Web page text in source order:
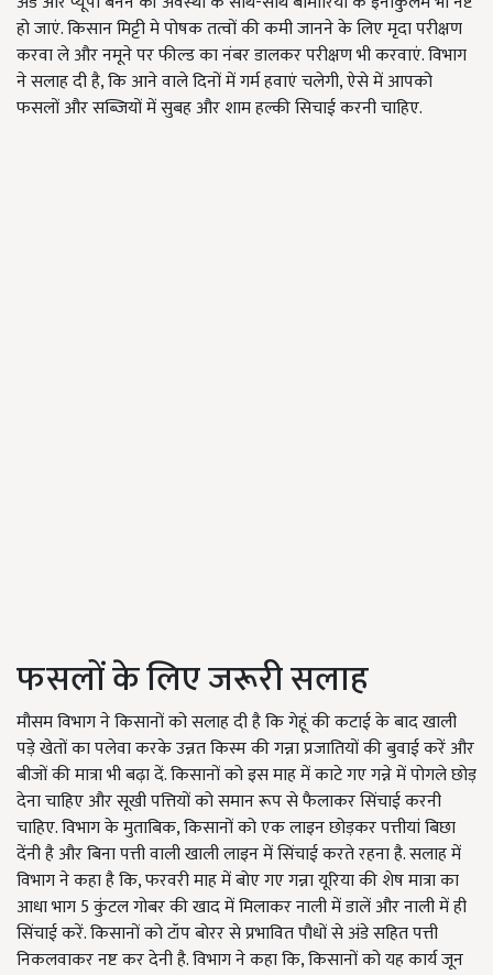
हो जाएं. किसान मिट्टी मे पोषक तत्वों की कमी जानने के लिए मृदा परीक्षण
करवा ले और नमूने पर फील्ड का नंबर डालकर परीक्षण भी करवाएं. विभाग
ने सलाह दी है, कि आने वाले दिनों में गर्म हवाएं चलेगी, ऐसे में आपको
फसलों और सब्जियों में सुबह और शाम हल्की सिचाई करनी चाहिए.
फसलों के लिए जरूरी सलाह
मौसम विभाग ने किसानों को सलाह दी है कि गेहूं की कटाई के बाद खाली
पड़े खेतों का पलेवा करके उन्नत किस्म की गन्ना प्रजातियों की बुवाई करें और
बीजों की मात्रा भी बढ़ा दें. किसानों को इस माह में काटे गए गन्ने में पोगले छोड़
देना चाहिए और सूखी पत्तियों को समान रूप से फैलाकर सिंचाई करनी
चाहिए. विभाग के मुताबिक, किसानों को एक लाइन छोड़कर पत्तीयां बिछा
देंनी है और बिना पत्ती वाली खाली लाइन में सिंचाई करते रहना है. सलाह में
विभाग ने कहा है कि, फरवरी माह में बोए गए गन्ना यूरिया की शेष मात्रा का
आधा भाग 5 कुंटल गोबर की खाद में मिलाकर नाली में डालें और नाली में ही
सिंचाई करें. किसानों को टॉप बोरर से प्रभावित पौधों से अंडे सहित पत्ती
निकलवाकर नष्ट कर देनी है. विभाग ने कहा कि, किसानों को यह कार्य जून